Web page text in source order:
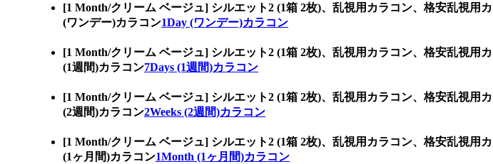
[1 Month/クリーム ベージュ] シルエット2 (1箱 2枚)、乱視用カラコン、格安乱視
(ワンデー)カラコン1Day (ワンデー)カラコン
[1 Month/クリーム ベージュ] シルエット2 (1箱 2枚)、乱視用カラコン、格安乱視
(1週間)カラコン7Days (1週間)カラコン
[1 Month/クリーム ベージュ] シルエット2 (1箱 2枚)、乱視用カラコン、格安乱視
(2週間)カラコン2Weeks (2週間)カラコン
[1 Month/クリーム ベージュ] シルエット2 (1箱 2枚)、乱視用カラコン、格安乱視
(1ヶ月間)カラコン1Month (1ヶ月間)カラコン